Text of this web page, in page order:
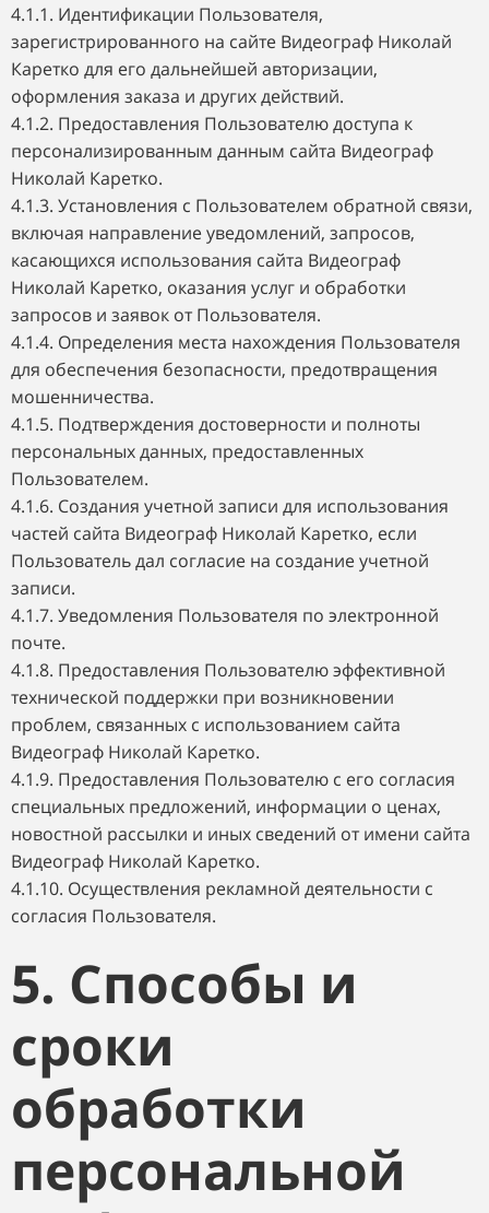
4.1.1. Идентификации Пользователя,
зарегистрированного на сайте Видеограф Николай
Каретко для его дальнейшей авторизации,
оформления заказа и других действий.
4.1.2. Предоставления Пользователю доступа к
персонализированным данным сайта Видеограф
Николай Каретко.
4.1.3. Установления с Пользователем обратной связи,
включая направление уведомлений, запросов,
касающихся использования сайта Видеограф
Николай Каретко, оказания услуг и обработки
запросов и заявок от Пользователя.
4.1.4. Определения места нахождения Пользователя
для обеспечения безопасности, предотвращения
мошенничества.
4.1.5. Подтверждения достоверности и полноты
персональных данных, предоставленных
Пользователем.
4.1.6. Создания учетной записи для использования
частей сайта Видеограф Николай Каретко, если
Пользователь дал согласие на создание учетной
записи.
4.1.7. Уведомления Пользователя по электронной
почте.
4.1.8. Предоставления Пользователю эффективной
технической поддержки при возникновении
проблем, связанных с использованием сайта
Видеограф Николай Каретко.
4.1.9. Предоставления Пользователю с его согласия
специальных предложений, информации о ценах,
новостной рассылки и иных сведений от имени сайта
Видеограф Николай Каретко.
4.1.10. Осуществления рекламной деятельности с
согласия Пользователя.
5. Способы и
сроки
обработки
персональной